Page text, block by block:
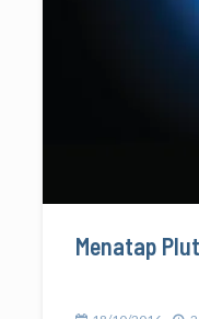
Menatap